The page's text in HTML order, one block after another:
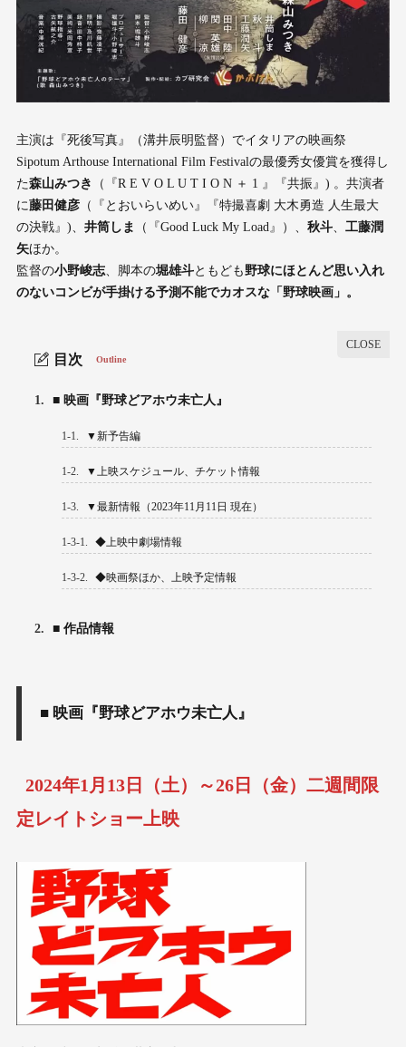
主演は『死後写真』（溝井辰明監督）でイタリアの映画祭
Sipotum Arthouse International Film Festivalの最優秀女優賞を獲得し
た森山みつき
（『R E V O L U T I O N ＋ 1 』『共振』) 。共演者
に藤田健彦（『とおいらいめい』『特撮喜劇 大木勇造 人生最大
の決戦』)、 井筒しま （『Good Luck My Load』）、 秋斗、 工藤潤
矢ほか。
監督の小野峻志、脚本の堀雄斗ともども野球にほとんど思い入れ
のないコンビが手掛ける予測不能でカオスな「野球映画」。
目次 Outline
1. ■ 映画『野球どアホウ未亡人』
1-1. ▼新予告編
1-2. ▼上映スケジュール、チケット情報
1-3. ▼最新情報（2023年11月11日 現在）
1-3-1. ◆上映中劇場情報
1-3-2. ◆映画祭ほか、上映予定情報
2. ■ 作品情報
■ 映画『野球どアホウ未亡人』
2024年1月13日（土）～26日（金）二週間限
定レイトショー上映